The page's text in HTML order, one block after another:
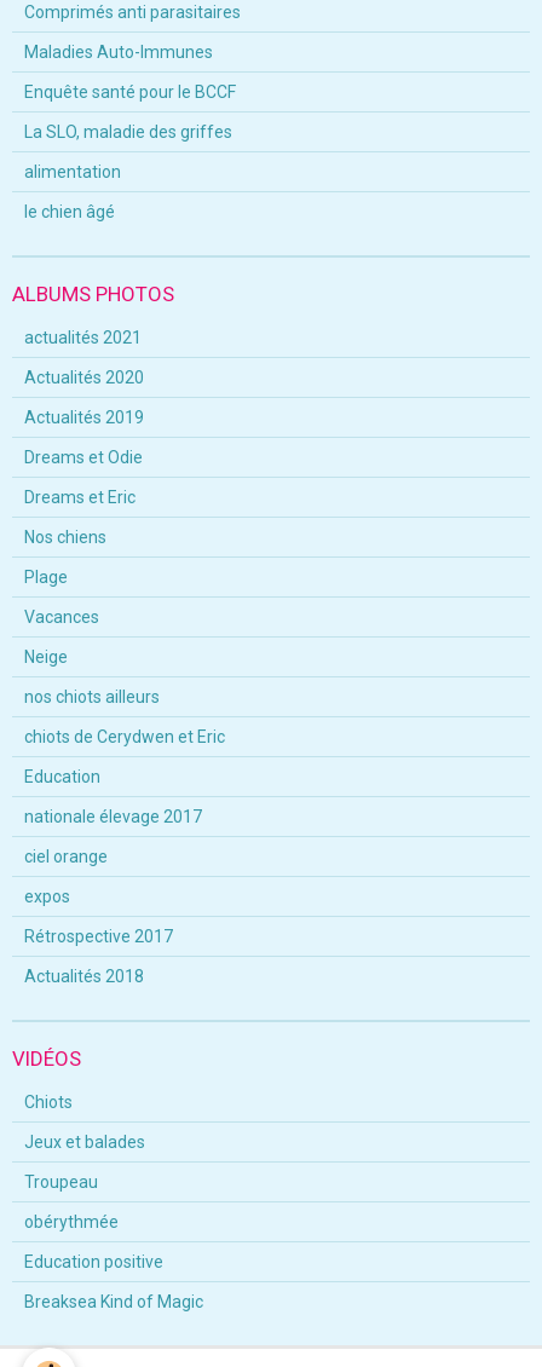
Comprimés anti parasitaires
Maladies Auto-Immunes
Enquête santé pour le BCCF
La SLO, maladie des griffes
alimentation
le chien âgé
ALBUMS PHOTOS
actualités 2021
Actualités 2020
Actualités 2019
Dreams et Odie
Dreams et Eric
Nos chiens
Plage
Vacances
Neige
nos chiots ailleurs
chiots de Cerydwen et Eric
Education
nationale élevage 2017
ciel orange
expos
Rétrospective 2017
Actualités 2018
VIDÉOS
Chiots
Jeux et balades
Troupeau
obérythmée
Education positive
Breaksea Kind of Magic